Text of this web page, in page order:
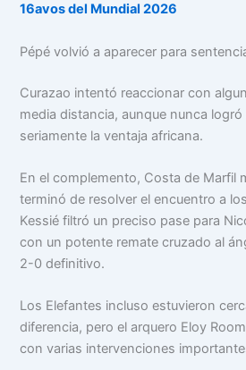
16avos del Mundial 2026
Pépé volvió a aparecer para
Curazao intentó reaccionar con
media distancia, aunque nunca
seriamente la ventaja africana.
En el complemento, Costa de Marfil
terminó de resolver el encuentro a
Kessié filtró un preciso pase para
con un potente remate cruzado al
2-0 definitivo.
Los Elefantes incluso estuvieron
diferencia, pero el arquero Eloy
con varias intervenciones